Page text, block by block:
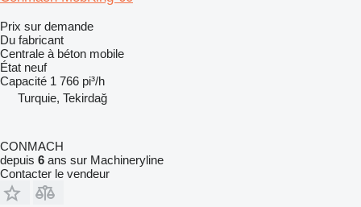
Prix sur demande
Du fabricant
Centrale à béton mobile
État neuf
Capacité 1 766 pi³/h
Turquie, Tekirdağ
CONMACH
depuis 6 ans sur Machineryline
Contacter le vendeur